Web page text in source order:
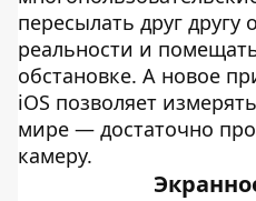
пересылать друг
реальности и
обстановке. А новое
iOS позволяет
мире — достаточно
камеру.